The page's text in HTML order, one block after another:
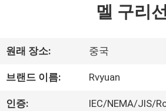
동
영
멜 구리선
원래 장소: 중국
브랜드 이름: Rvyuan
인증: IEC/NEMA/JIS/